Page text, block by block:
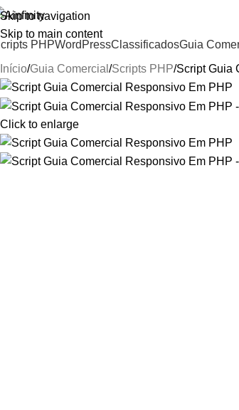
Skip to navigation
Skip to main content
PHPWordPressClassificadosGuia
Início Guia Comercial Scripts PHP Script Guia
Click to enlarge